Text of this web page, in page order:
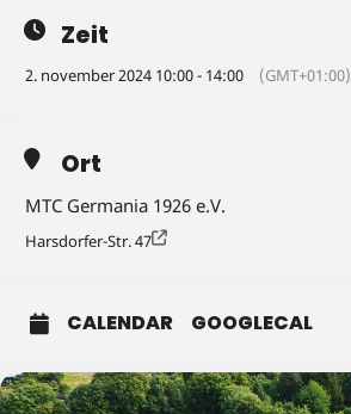
Zeit
2. november 2024 10:00 - 14:00 (GMT+01:00)
Ort
MTC Germania 1926 e.V.
Harsdorfer-Str. 47
CALENDAR GOOGLECAL